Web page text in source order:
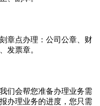
章点办理：公司公章、财
发票章。
们会帮您准备办理业务需
办理业务的进度，您只需